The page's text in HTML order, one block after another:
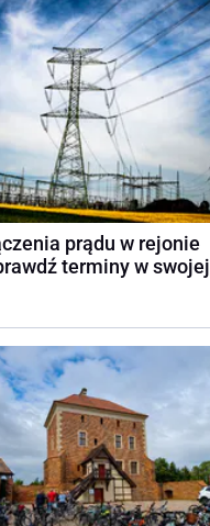
prądu w rejonie
terminy w swojej